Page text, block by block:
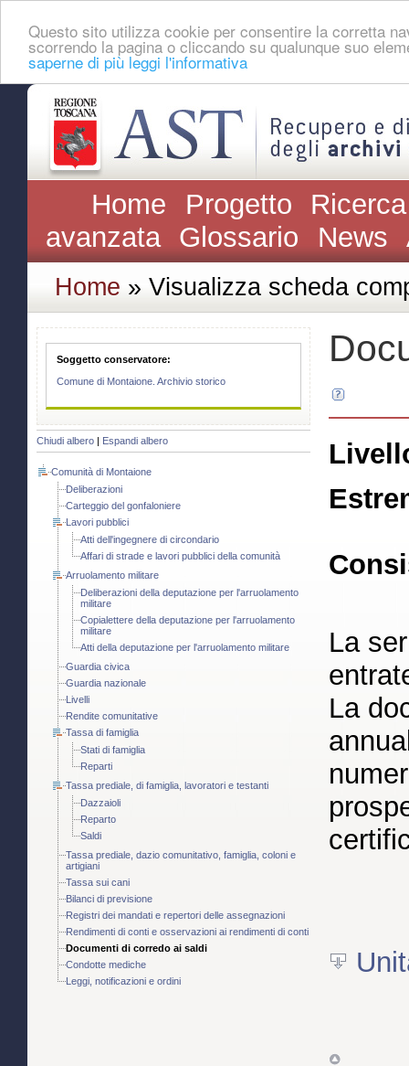
Questo sito utilizza cookie per consentire la corretta
scorrendo la pagina o cliccando su qualunque suo
saperne di più leggi l'informativa
Home Progetto
avanzata Glossario News
Home » Visualizza scheda
Soggetto conservatore:
Comune di Montaione. Archivio storico
Chiudi albero Espandi albero
Comunità di Montaione
Deliberazioni
Carteggio del gonfaloniere
Lavori pubblici
Atti dell'ingegnere di circondario
Affari di strade e lavori pubblici della comunità
Arruolamento militare
Deliberazioni della deputazione per l'arruolamento
militare
Copialettere della deputazione per l'arruolamento
militare
Atti della deputazione per l'arruolamento militare
Guardia civica
Guardia nazionale
Livelli
Rendite comunitative
Tassa di famiglia
Stati di famiglia
Reparti
Tassa prediale, di famiglia, lavoratori e testanti
Dazzaioli
Reparto
Saldi
Tassa prediale, dazio comunitativo, famiglia, coloni e
artigiani
Tassa sui cani
Bilanci di previsione
Registri dei mandati e repertori delle assegnazioni
Rendimenti di conti e osservazioni ai rendimenti di conti
Documenti di corredo ai saldi
Condotte mediche
Leggi, notificazioni e ordini
La
La